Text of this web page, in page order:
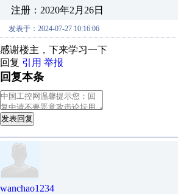
注册：2020年2月26日
发表于：2024-07-27 10:16:06
感谢楼主，下来学习一下
回复 引用 举报
回复本条
发表回复
wanchao1234